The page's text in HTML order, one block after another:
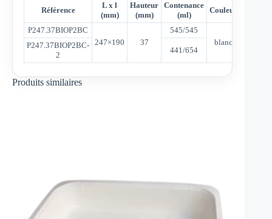
Référence
L x l
(mm)
Hauteur
(mm)
Contenance
(ml)
Couleur
P247.37BIOP2BC
247×190
37
545/545
blanc
P247.37BIOP2BC-
2
441/654
Produits similaires